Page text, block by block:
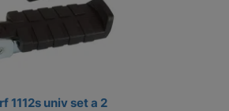
1112s univ set a 2